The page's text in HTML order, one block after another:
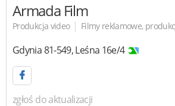
Armada Film
Produkcja video | Filmy reklamowe,
Gdynia81-549,Leśna 16e/4
zgłoś do aktualizacji